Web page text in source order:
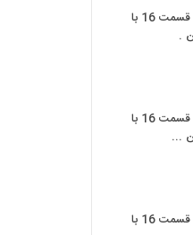
دانلود سریال هیولا قسمت 16 با
.
دانلود سریال هیولا قسمت 16 با
...
دانلود سریال هیولا قسمت 16 با